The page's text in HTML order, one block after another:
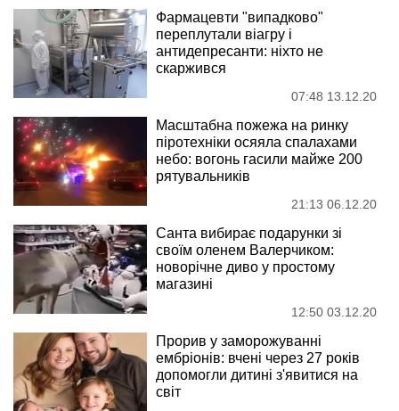
Фармацевти "випадково"
переплутали віагру і
антидепресанти: ніхто не
скаржився
07:48 13.12.20
Масштабна пожежа на ринку
піротехніки осяяла спалахами
небо: вогонь гасили майже 200
рятувальників
21:13 06.12.20
Санта вибирає подарунки зі
своїм оленем Валерчиком:
новорічне диво у простому
магазині
12:50 03.12.20
Прорив у заморожуванні
ембріонів: вчені через 27 років
допомогли дитині з'явитися на
світ